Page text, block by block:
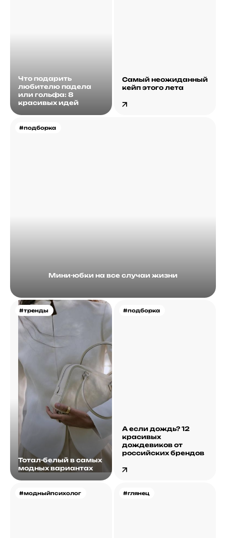
Что подарить
любителю падела
или гольфа: 8
красивых идей
#подборка
Мини-юбки на все случаи жизни
Самый неожиданный
кейп этого лета
#тренды
Тотал-белый в самых
модных вариантах
#подборка
А если дождь? 12
красивых
дождевиков от
российских брендов
#модныйпсихолог #глянец